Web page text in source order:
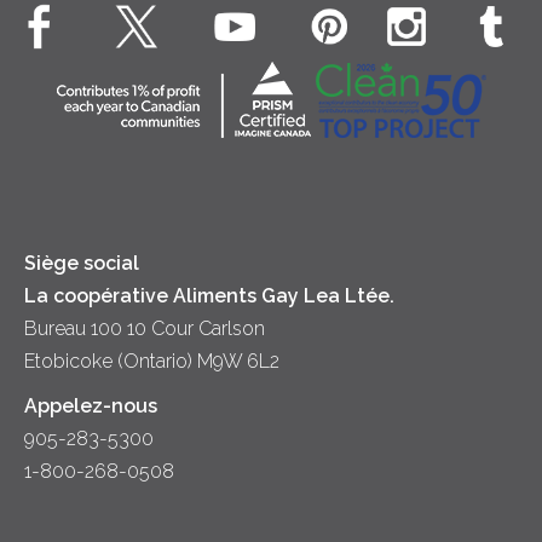
Soupes
Fromage cottage
Crème sure
Bien-être des animaux
Principes coopératifs
Contactez-nous
Location
Siège social
La coopérative Aliments Gay Lea Ltée.
Bureau 100 10 Cour Carlson
Etobicoke (Ontario) M9W 6L2
Appelez-nous
905-283-5300
1-800-268-0508